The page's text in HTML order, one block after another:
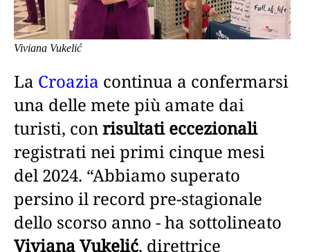
Viviana Vukelić
La Croazia continua a confermarsi
una delle mete più amate dai
turisti, conrisultati eccezionali
registrati nei primi cinque mesi
del 2024. “Abbiamo superato
persino il record pre-stagionale
dello scorso anno - ha sottolineato
Viviana Vukelić, direttrice